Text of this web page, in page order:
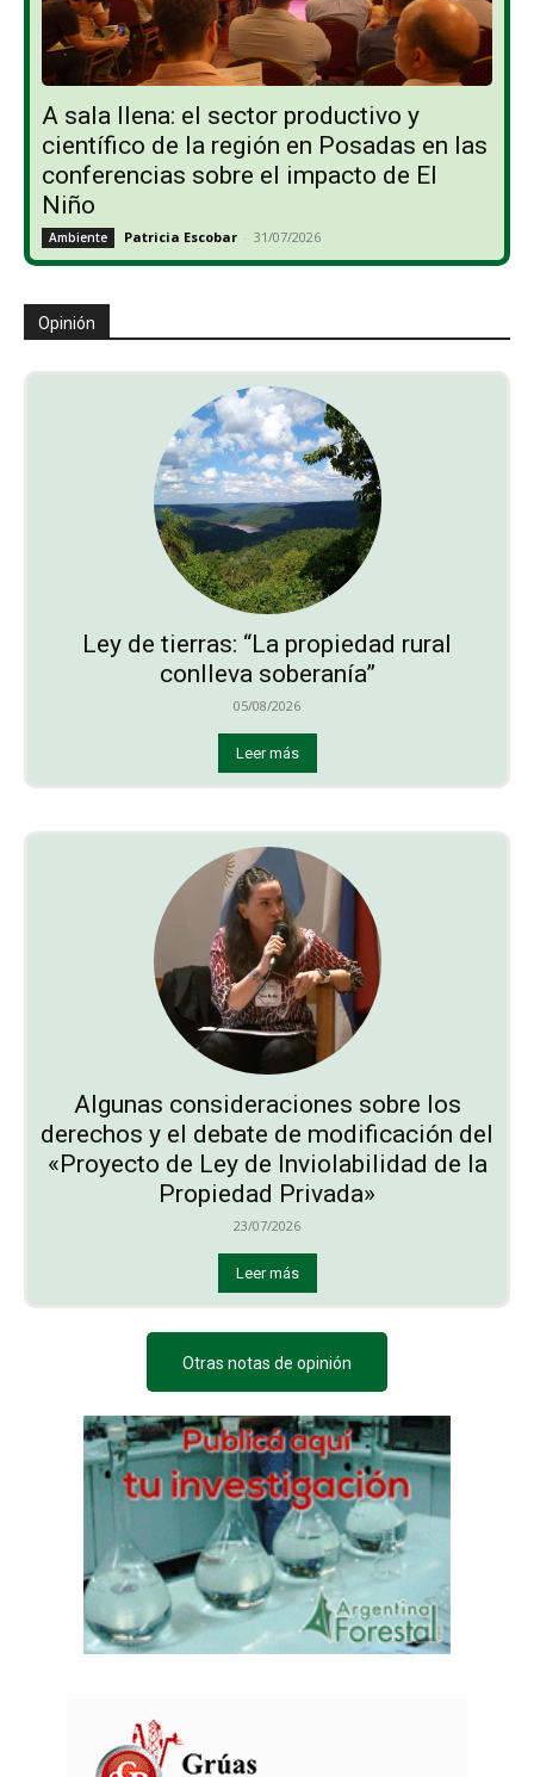
A sala llena: el sector productivo y
científico de la región en Posadas en las
conferencias sobre el impacto de El
Niño
Ambiente Patricia Escobar - 31/07/2026
Opinión
Ley de tierras: “La propiedad rural
conlleva soberanía”
05/08/2026
Leer más
Algunas consideraciones sobre los
derechos y el debate de modificación del
«Proyecto de Ley de Inviolabilidad de la
Propiedad Privada»
23/07/2026
Leer más
Otras notas de opinión